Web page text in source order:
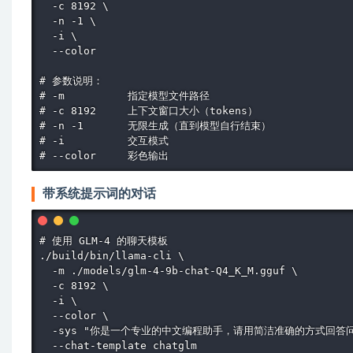
  -c 8192 \
  -n -1 \
  -i \
  --color
# 参数说明：
# -m          指定模型文件路径
# -c 8192     上下文窗口大小（tokens）
# -n -1       无限生成（直到模型自行结束）
# -i          交互模式
# --color     彩色输出
带系统提示词的对话
# 使用 GLM-4 的聊天模板
./build/bin/llama-cli \
  -m ./models/glm-4-9b-chat-Q4_K_M.gguf \
  -c 8192 \
  -i \
  --color \
-sys "你是一个专业的中文编程助手，请用简洁准确的方式回答
  --chat-template chatglm